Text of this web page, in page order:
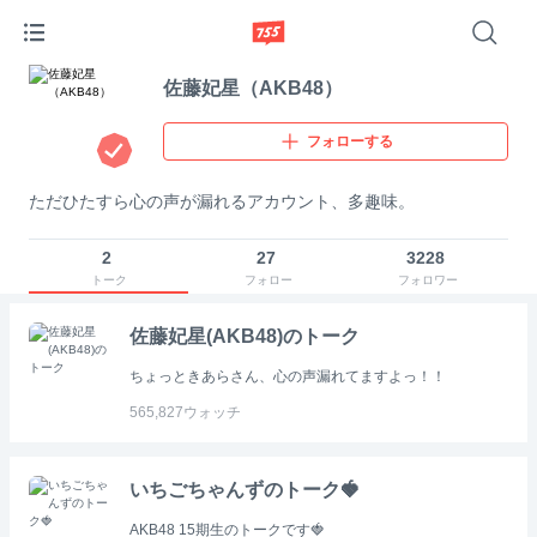
佐藤妃星（AKB48）
フォローする
ただひたすら心の声が漏れるアカウント、多趣味。
2
トーク
27
フォロー
3228
フォロワー
佐藤妃星(AKB48)のトーク
ちょっときあらさん、心の声漏れてますよっ！！
565,827ウォッチ
いちごちゃんずのトーク🍓
AKB48 15期生のトークです🍓